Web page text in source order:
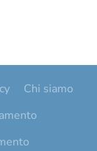
Chi siamo